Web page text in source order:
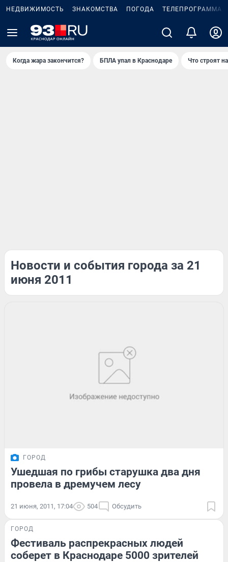
НЕДВИЖИМОСТЬ ЗНАКОМСТВА ПОГОДА ТЕЛЕПРОГРАММА
Когда жара закончится? БПЛА упал в Краснодаре Что строят
Новости и события города за 21
июня 2011
ГОРОД
Ушедшая по грибы старушка два дня
провела в дремучем лесу
21 июня, 2011, 17:04 504 Обсудить
ГОРОД
Фестиваль распрекрасных людей
соберет в Краснодаре 5000 зрителей